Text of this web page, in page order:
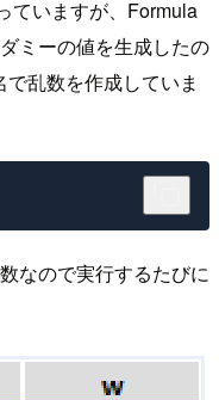
ていますが、Formula
ミーの値を生成したの
乱数を作成していま
なので実行するたびに